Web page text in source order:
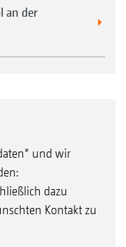
an der
und wir
dazu
Kontakt zu